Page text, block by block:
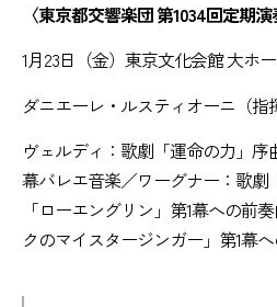
〈東京都交響楽団 第1034回定期
1月23日（金）東京文化会館 大ホ
ダニエーレ・ルスティオーニ（指
ヴェルディ：歌劇「運命の力」
幕バレエ音楽／ワーグナー：歌
「ローエングリン」第1幕への前
クのマイスタージンガー」第1幕